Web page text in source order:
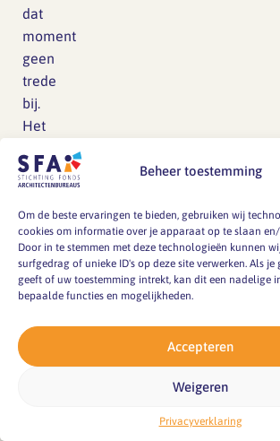
Beheer toestemming
Om de beste ervaringen te bieden, gebruiken wij
cookies om informatie over je apparaat op te slaan
Door in te stemmen met deze technologieën kunnen
surfgedrag of unieke ID's op deze site verwerken. Als je
geeft of uw toestemming intrekt, kan dit een nadelige
bepaalde functies en mogelijkheden.
Accepteren
Weigeren
Privacyverklaring
dat
moment
geen
trede
bij.
Het
uiteraard
wel
(salaris
is
een
minimum
cao-
artikel).
Wat